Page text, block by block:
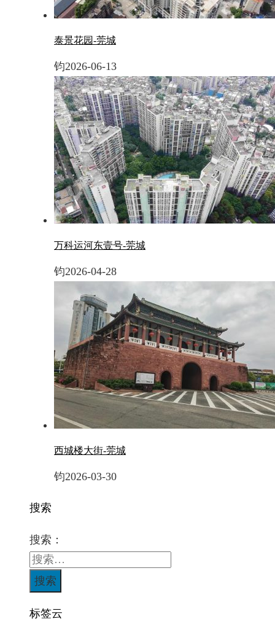
泰景花园-莞城
钧2026-06-13
万科运河东壹号-莞城
钧2026-04-28
西城楼大街-莞城
钧2026-03-30
搜索
搜索：
标签云